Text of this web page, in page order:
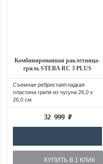
Комбинированная раклетница-
гриль STEBA RC 3 PLUS
Съемная ребристая/гладкая
пластина гриля из чугуна 26,0 х
26,0 см
32 999 ₽
КУПИТЬ В 1 КЛИК